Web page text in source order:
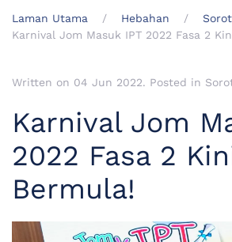
Laman Utama Hebahan
Karnival Jom Masuk IPT 2022 Fasa 2
Written on 04 Jun 2022. Posted in
Karnival Jom
2022 Fasa 2
Bermula!